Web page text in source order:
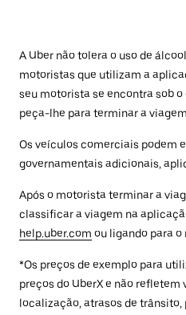
A Uber não tolera o uso de
motoristas que utilizam a
seu motorista se encontra sob
peça-lhe para terminar a
Os veículos comerciais podem
governamentais adicionais,
Após o motorista terminar a
classificar a viagem na
help.uber.com ou ligando para
*Os preços de exemplo para
preços do UberX e não refletem
localização, atrasos de